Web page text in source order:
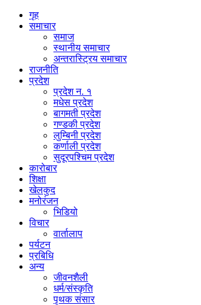
गृह
समाचार
समाज
स्थानीय समाचार
अन्तरास्ट्रिय समाचार
राजनीति
प्रदेश
प्रदेश न. १
मधेस प्रदेश
बागमती प्रदेश
गण्डकी प्रदेश
लुम्बिनी प्रदेश
कर्णाली प्रदेश
सुदूरपश्चिम प्रदेश
कारोबार
शिक्षा
खेलकुद
मनोरंजन
भिडियो
विचार
वार्तालाप
पर्यटन
प्रबिधि
अन्य
जीवनशैली
धर्म/संस्कृति
पृथक संसार